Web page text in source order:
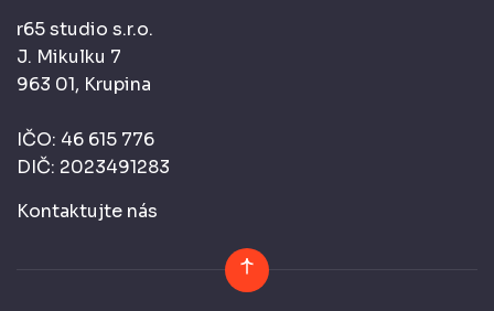
r65 studio s.r.o.
J. Mikulku 7
963 01, Krupina
IČO: 46 615 776
DIČ: 2023491283
Kontaktujte nás